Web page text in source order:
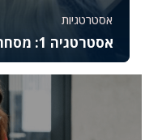
אסטרטגיות
אסטרטגיה 1: מסחר במומנטום למסחר יומי
ומתאים לסוחרים